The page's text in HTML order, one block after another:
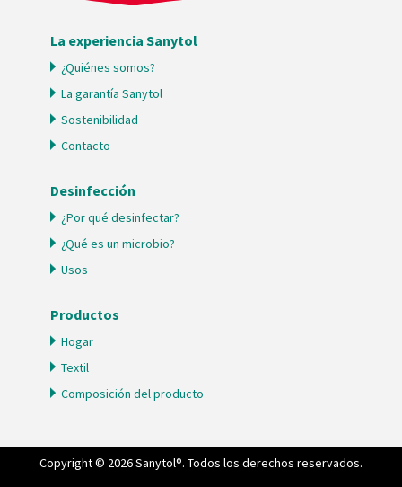
La experiencia Sanytol
¿Quiénes somos?
La garantía Sanytol
Sostenibilidad
Contacto
Desinfección
¿Por qué desinfectar?
¿Qué es un microbio?
Usos
Productos
Hogar
Textil
Composición del producto
Copyright © 2026 Sanytol®. Todos los derechos reservados.